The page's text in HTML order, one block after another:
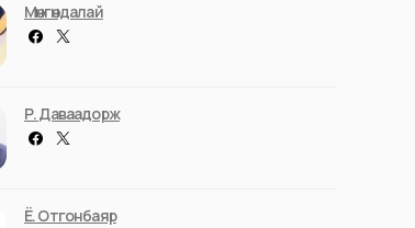
Мөнгөндалай
Р. Даваадорж
Ё. Отгонбаяр